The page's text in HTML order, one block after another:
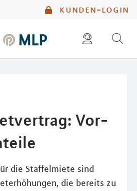
kunden-login
Vor-
die Staffelmiete sind
die bereits zu